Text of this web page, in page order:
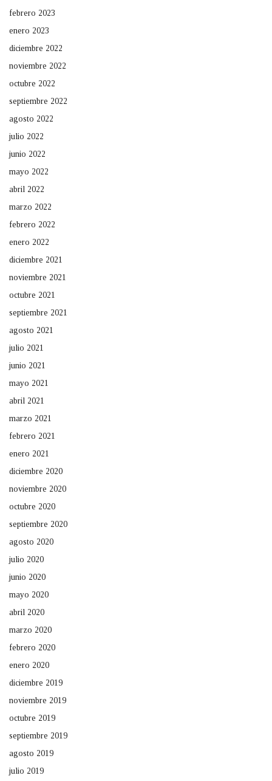
febrero 2023
enero 2023
diciembre 2022
noviembre 2022
octubre 2022
septiembre 2022
agosto 2022
julio 2022
junio 2022
mayo 2022
abril 2022
marzo 2022
febrero 2022
enero 2022
diciembre 2021
noviembre 2021
octubre 2021
septiembre 2021
agosto 2021
julio 2021
junio 2021
mayo 2021
abril 2021
marzo 2021
febrero 2021
enero 2021
diciembre 2020
noviembre 2020
octubre 2020
septiembre 2020
agosto 2020
julio 2020
junio 2020
mayo 2020
abril 2020
marzo 2020
febrero 2020
enero 2020
diciembre 2019
noviembre 2019
octubre 2019
septiembre 2019
agosto 2019
julio 2019